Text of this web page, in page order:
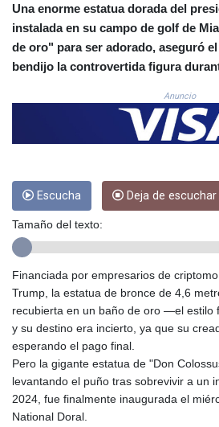
CUC
CUP
CVE
CZK
DKK
DOP
DZD
ETB
FJD
GGP
GHS
GIP
GMD
GTQ
GYD
Una enorme estatua dorada del
instalada en su campo de golf de
de oro" para ser adorado, aseguró
bendijo la controvertida figura
Anuncio
Escucha Deja de escuchar
Tamaño del texto:
Financiada por empresarios de
Trump, la estatua de bronce de 4,6
recubierta en un baño de oro —el
y su destino era incierto, ya que su
esperando el pago final.
Pero la gigante estatua de "Don
levantando el puño tras sobrevivir a un
2024, fue finalmente inaugurada el
National Doral.